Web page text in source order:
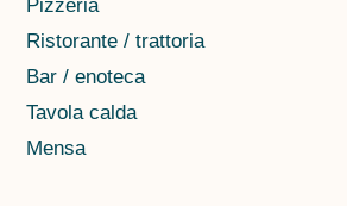
Pizzeria
Ristorante / trattoria
Bar / enoteca
Tavola calda
Mensa